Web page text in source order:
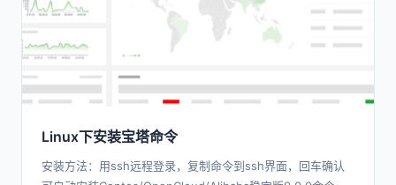
Linux下安装宝塔命令
安装方法：用ssh远程登录，复制命令到ssh界面，回车确认